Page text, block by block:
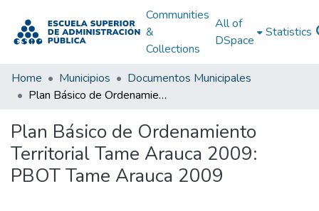
Communities
&
Collections
All of
DSpace
Statistics
Home Municipios
Documentos Municipales
Plan Básico de Ordenamiento Territorial Tame Arauca 2009: PBOT Tame Arauca 2009
Plan Básico de Ordenamiento
Territorial Tame Arauca 2009:
PBOT Tame Arauca 2009